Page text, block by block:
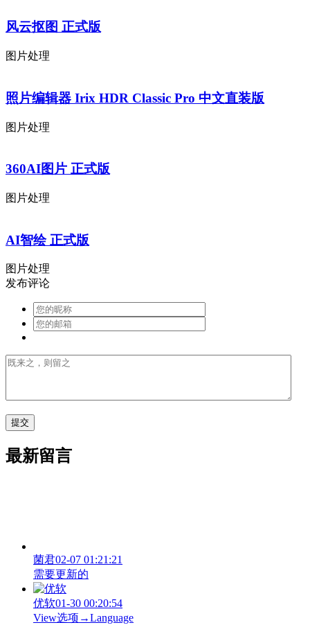
风云抠图 正式版
图片处理
照片编辑器 Irix HDR Classic Pro 中文直装版
图片处理
360AI图片 正式版
图片处理
AI智绘 正式版
图片处理
发布评论
最新留言
菌君02-07 01:21:21
需要更新的
优软01-30 00:20:54
View‌选项→Language